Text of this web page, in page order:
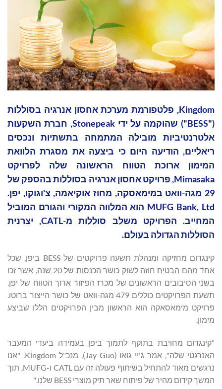
Kingdom, פלטפורמת מערכת אחסון אנרגיה בסוללות
("BESS") שהוקמה על ידי Stonepeak, חברת השקעות
אלטרנטיביות מובילה המתמחה בתשתיות ונכסים
ריאליים, הודיעה היום כי ביצעה את מסגרת הלוואת
המימון ארוכת הטווח הראשונה שלה לפרויקט
Mimasaka, פרויקט אחסון אנרגיה בסוללות בהספק של
29 מגה-וואט במימאסקה, מחוז אוקיאמה, צ'וגוקו, יפן.
MUFG Bank, Ltd הוא המלווה המקורי והגורם המוביל
המחייב. הפרויקט משלב סוללות מ-CATL, יצרנית
הסוללות הגדולה בעולם.
קינגדום מחזיקה ומנהלת תשעה פרויקטים של BESS ביפן, שכל
אחד מהם הבטיח חוזה לשוק כושר הכנסות של 20 שנה, אשר זכו
בשני הסיבובים הראשונים של מכרז הפיזור ארוך הטווח של יפן.
תשעת הפרויקטים כוללים 479 מגה-וואט של כושר הייצור ברוטו.
פרויקט מימאסאקה הוא הראשון מבין הפרויקטים הללו שביצע
מימון.
"קינגדום מחויבת בתוקף לתמוך ביפן בעמידה ביעדי המעבר
האנרגטי שלה", אמר ג'יי גואו (Jay Guo), מנכ"ל Kingdom. "אנו
נרגשים מאוד להתחיל בשיתוף פעולה זה עם CATL ו-MUFG, תוך
המשך קידום מהיר של פיתוח שאר תיק מוצרי BESS שלנו."